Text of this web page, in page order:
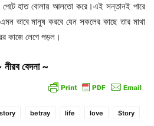
হাত বোলায় আলতো করে।এই সন্তানই পারে
ভাবে মানুষ করবে যেন সকলের কাছে তার মাথা
কাজে লেগে পড়ল।
নীরব বেদনা ~
betray life love Story